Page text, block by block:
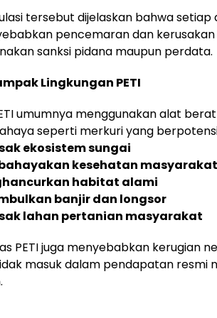
tersebut dijelaskan bahwa setiap
pencemaran dan
sanksi pidana maupun perdata.
Lingkungan PETI
umumnya menggunakan alat
seperti merkuri yang
ekosistem sungai
kesehatan masyarakat
habitat alami
banjir dan longsor
lahan pertanian masyarakat
PETI juga menyebabkan kerugian
masuk dalam pendapatan resmi